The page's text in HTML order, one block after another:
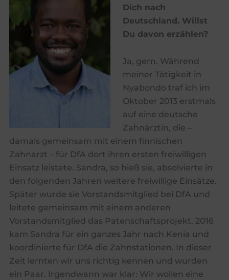
Dich nach
Deutschland. Willst
Du d avon erzählen?
Ja, gern. Während
meiner Tätigkeit in
Nyabondo traf ich im
Oktober 2013 erstmals
auf eine deutsche
Zahnärztin, die –
damals gemeinsam mit einem finnischen
Zahnarzt – für DfA dort ihren ersten freiwilligen
Einsatz leistete. Sandra, so hieß sie, absolvierte in
den folgenden Jahren weitere freiwillige Einsätze.
Später wurde sie Vorstandsmitglied bei DfA und
leitete gemeinsam mit einem anderen
Vorstandsmitglied das Patenschaftsprojekt. 2016
kam Sandra für ein ganzes Jahr nach Kenia und
koordinierte für DfA die Zahnstationen. In dieser
Zeit lernten wir uns richtig kennen und wurden
ein Paar. Irgendwann war klar: Wir wollen eine